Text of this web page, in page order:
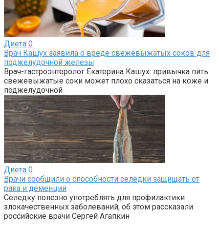
Диета 0
Врач Кашух заявила о вреде свежевыжатых соков для
поджелудочной железы
Врач-гастроэнтеролог Екатерина Кашух: привычка пить
свежевыжатые соки может плохо сказаться на коже и
поджелудочной
Диета 0
Врачи сообщили о способности селедки защищать от
рака и деменции
Селедку полезно употреблять для профилактики
злокачественных заболеваний, об этом рассказали
российские врачи Сергей Агапкин